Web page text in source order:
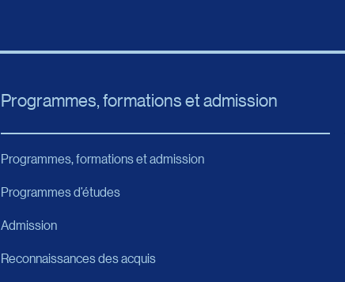
Programmes, formations et admission
Programmes, formations et admission
Programmes d’études
Admission
Reconnaissances des acquis